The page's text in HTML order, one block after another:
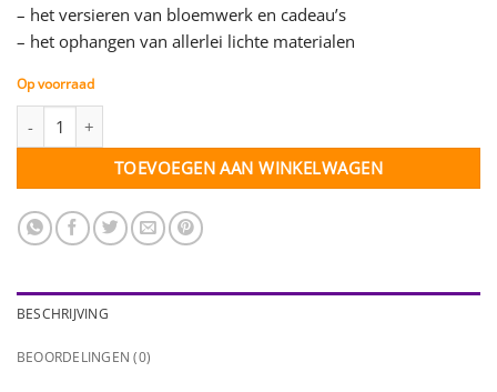
– het versieren van bloemwerk en cadeau’s
– het ophangen van allerlei lichte materialen
Op voorraad
TOEVOEGEN AAN WINKELWAGEN
BESCHRIJVING
BEOORDELINGEN (0)